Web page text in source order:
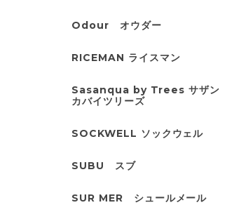
Odour オウダー
RICEMAN ライスマン
Sasanqua by Trees サザン
カバイツリーズ
SOCKWELL ソックウェル
SUBU スブ
SUR MER シュールメール